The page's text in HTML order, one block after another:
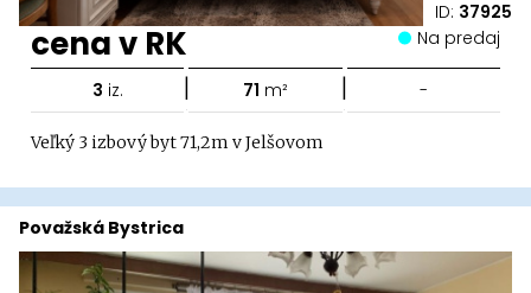
ID: 37925
cena v RK Na predaj
3 iz. | 71 m² | -
Veľký 3 izbový byt 71,2m v Jelšovom
Považská Bystrica